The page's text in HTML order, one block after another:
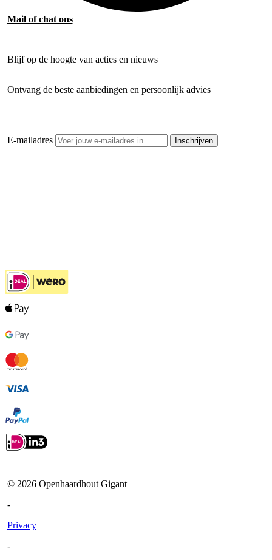
Mail of chat ons
Blijf op de hoogte van acties en nieuws
Ontvang de beste aanbiedingen en persoonlijk advies
E-mailadres Inschrijven
© 2026Openhaardhout Gigant
-
Privacy
-